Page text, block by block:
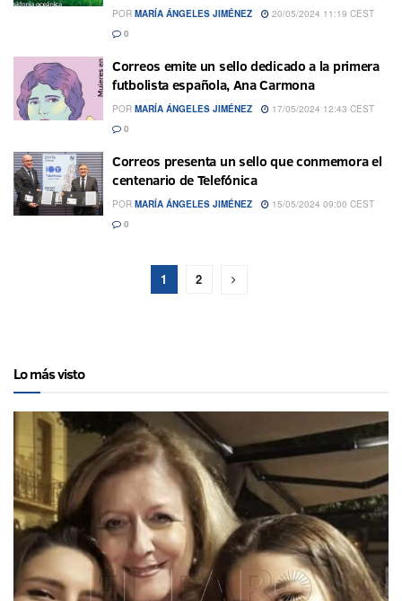
POR MARÍA ÁNGELES JIMÉNEZ
20/05/2024 11:19 CEST
0
Correos emite un sello dedicado a la primera
futbolista española, Ana Carmona
POR MARÍA ÁNGELES JIMÉNEZ
17/05/2024 12:43 CEST
0
Correos presenta un sello que conmemora el
centenario de Telefónica
POR MARÍA ÁNGELES JIMÉNEZ
15/05/2024 09:00 CEST
0
1 2
Lo más visto